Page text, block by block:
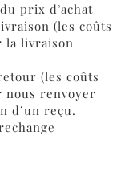
prix d’achat
(les coûts
la livraison
(les coûts
nous renvoyer
d’un reçu.